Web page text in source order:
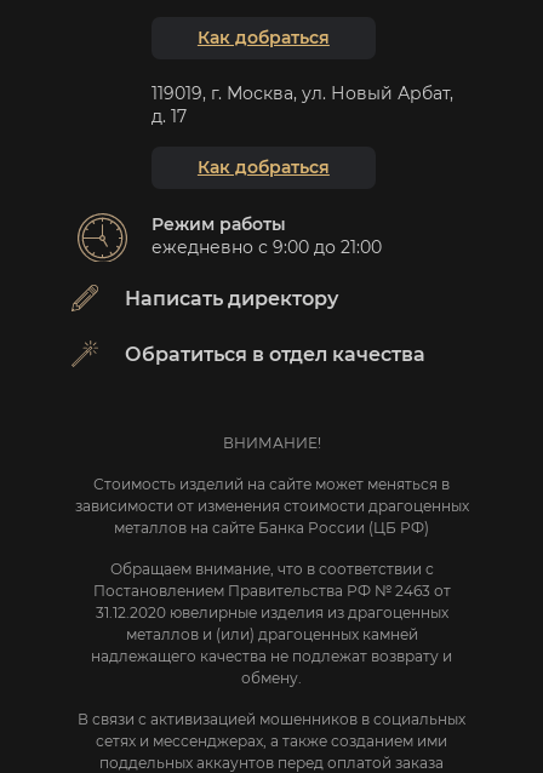
Как добраться
119019, г. Москва, ул. Новый Арбат,
д. 17
Как добраться
Режим работы
ежедневно с 9:00 до 21:00
Написать директору
Обратиться в отдел качества
ВНИМАНИЕ!
Стоимость изделий на сайте может меняться в
зависимости от изменения стоимости драгоценных
металлов на сайте Банка России (ЦБ РФ)
Обращаем внимание, что в соответствии с
Постановлением Правительства РФ № 2463 от
31.12.2020 ювелирные изделия из драгоценных
металлов и (или) драгоценных камней
надлежащего качества не подлежат возврату и
обмену.
В связи с активизацией мошенников в социальных
сетях и мессенджерах, а также созданием ими
поддельных аккаунтов перед оплатой заказа